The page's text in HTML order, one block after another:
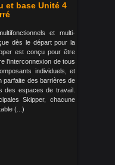
et base Unité 4
et multi-
dès le départ pour la
est conçu pour être
l'interconnexion de tous
individuels, et
parfaite des barrières de
des espaces de travail.
Skipper, chacune
(...)